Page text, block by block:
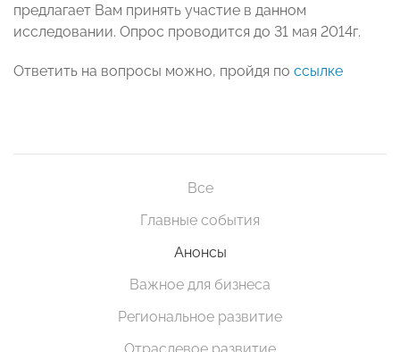
предлагает Вам принять участие в данном
исследовании. Опрос проводится до 31 мая 2014г.
Ответить на вопросы можно, пройдя по ссылке
Все
Главные события
Анонсы
Важное для бизнеса
Региональное развитие